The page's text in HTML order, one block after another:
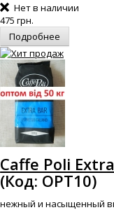
Нет в наличии
475 грн.
Подробнее
Caffe Poli
(Код: OPT10)
нежный и насыщенный